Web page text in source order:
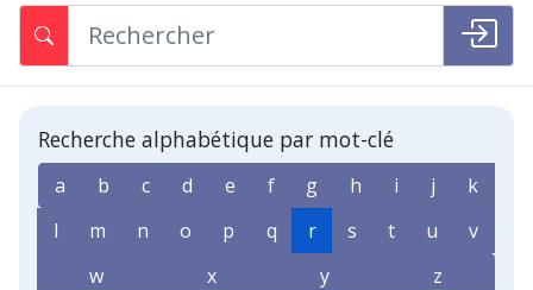
Recherche alphabétique par mot-clé
a b c d e f g h i j
k
l
m n o p q r s t u
v
w
x y z